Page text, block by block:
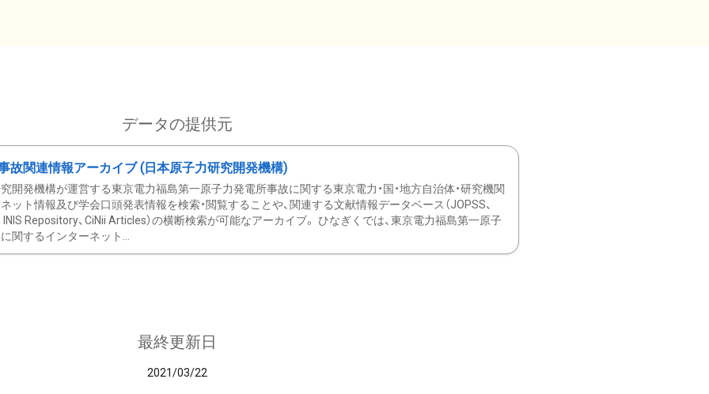
データの提供元
故関連情報アーカイブ (日本原子力研究開発機構)
開発機構が運営する東京電力福島第一原子力発電所事故に関する東京電力・国・地方自治体・研究機関
ット情報及び学会口頭発表情報を検索・閲覧することや、関連する文献情報データベース（JOPSS、
INIS Repository、CiNii Articles）の横断検索が可能なアーカイブ。 ひなぎくでは、東京電力福島第一原子
関するインターネット...
最終更新日
2021/03/22